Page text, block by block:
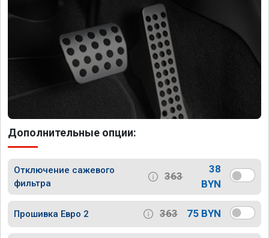
Дополнительные опции:
Отключение сажевого
фильтра
363
38
BYN
Прошивка Евро 2 363 75 BYN